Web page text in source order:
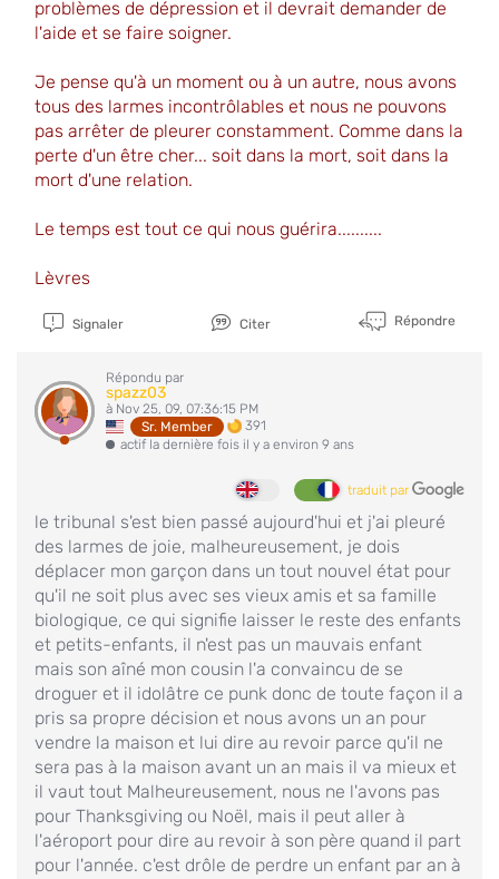
problèmes de dépression et il devrait demander de
l'aide et se faire soigner.
Je pense qu'à un moment ou à un autre, nous avons
tous des larmes incontrôlables et nous ne pouvons
pas arrêter de pleurer constamment. Comme dans la
perte d'un être cher... soit dans la mort, soit dans la
mort d'une relation.
Le temps est tout ce qui nous guérira..........
Lèvres
Signaler Citer Répondre
Répondu par
spazz03
à Nov 25, 09, 07:36:15 PM
Sr. Member
391
actif la dernière fois il y a environ 9 ans
traduit par
le tribunal s'est bien passé aujourd'hui et j'ai pleuré
des larmes de joie, malheureusement, je dois
déplacer mon garçon dans un tout nouvel état pour
qu'il ne soit plus avec ses vieux amis et sa famille
biologique, ce qui signifie laisser le reste des enfants
et petits-enfants, il n'est pas un mauvais enfant
mais son aîné mon cousin l'a convaincu de se
droguer et il idolâtre ce punk donc de toute façon il a
pris sa propre décision et nous avons un an pour
vendre la maison et lui dire au revoir parce qu'il ne
sera pas à la maison avant un an mais il va mieux et
il vaut tout Malheureusement, nous ne l'avons pas
pour Thanksgiving ou Noël, mais il peut aller à
l'aéroport pour dire au revoir à son père quand il part
pour l'année. c'est drôle de perdre un enfant par an à